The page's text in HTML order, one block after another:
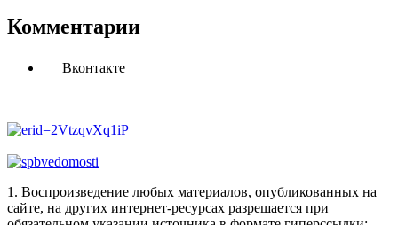
Комментарии
Вконтакте
1. Воспроизведение любых материалов, опубликованных на
сайте, на других интернет-ресурсах разрешается при